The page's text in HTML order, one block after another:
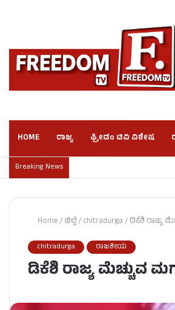
HOME ರಾಜ್ಯ ಫ್ರೀಡಂ ಟಿವಿ ವಿಶೇಷ
Breaking News
Home/ಜಿಲ್ಲೆ/chitradurga/ಡಿಕೆಶಿ ರಾಜ್ಯ
chitradurga ರಾಜಕೀಯ
ಡಿಕೆಶಿ ರಾಜ್ಯ ಮೆಚ್ಚುವ